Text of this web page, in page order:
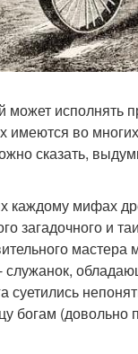
исполнять
во
сказать,
каждому мифах
загадочного и
служанок,
суетились
богам